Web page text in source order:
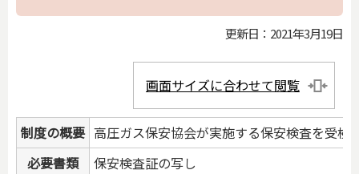
更新日：2021年3月19日
画面サイズに合わせて閲覧
制度の概要 高圧ガス保安協会が実施する保安検査を受検
必要書類
保安検査証の写し